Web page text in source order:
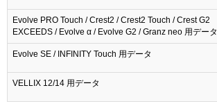
Evolve PRO Touch / Crest2 / Crest2 Touch / Crest G2
EXCEEDS / Evolve α / Evolve G2 / Granz neo 用データ
Evolve SE / INFINITY Touch 用データ
VELLIX 12/14 用データ